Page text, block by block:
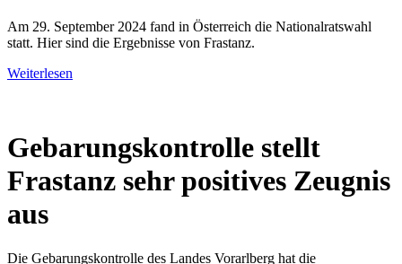
Am 29. September 2024 fand in Österreich die Nationalratswahl
statt. Hier sind die Ergebnisse von Frastanz.
Weiterlesen
Gebarungskontrolle stellt
Frastanz sehr positives Zeugnis
aus
Die Gebarungskontrolle des Landes Vorarlberg hat die